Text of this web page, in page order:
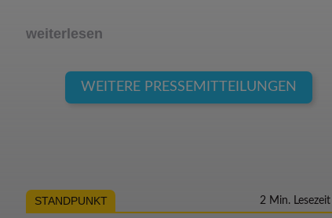
weiterlesen
WEITERE PRESSEMITTEILUNGEN
STANDPUNKT 2 Min. Lesezeit